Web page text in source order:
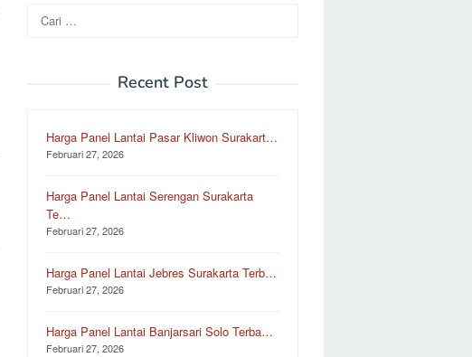
Cari
untuk:
Recent Post
Harga Panel Lantai Pasar Kliwon Surakart…
Februari 27, 2026
Harga Panel Lantai Serengan Surakarta
Te…
Februari 27, 2026
Harga Panel Lantai Jebres Surakarta Terb…
Februari 27, 2026
Harga Panel Lantai Banjarsari Solo Terba…
Februari 27, 2026